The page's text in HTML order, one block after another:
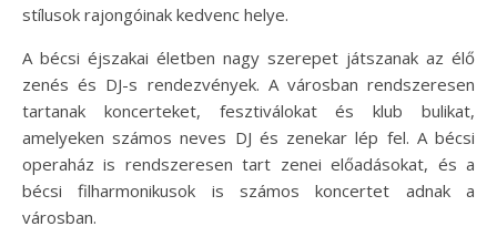
stílusok rajongóinak kedvenc helye.
A bécsi éjszakai életben nagy szerepet játszanak az élő
zenés és DJ-s rendezvények. A városban rendszeresen
tartanak koncerteket, fesztiválokat és klub bulikat,
amelyeken számos neves DJ és zenekar lép fel. A bécsi
operaház is rendszeresen tart zenei előadásokat, és a
bécsi filharmonikusok is számos koncertet adnak a
városban.